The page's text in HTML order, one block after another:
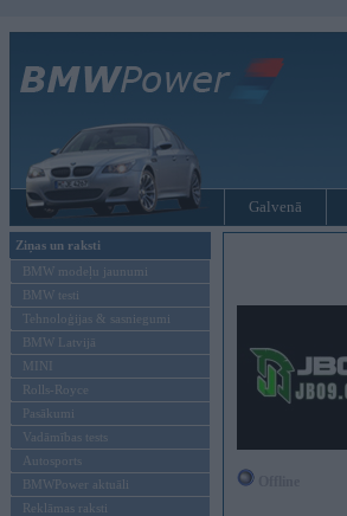
Galvenā
Ziņas un raksti
BMW modeļu jaunumi
BMW testi
Tehnoloģijas & sasniegumi
BMW Latvijā
MINI
Rolls-Royce
Pasākumi
Vadāmības tests
Autosports
BMWPower aktuāli
Reklāmas raksti